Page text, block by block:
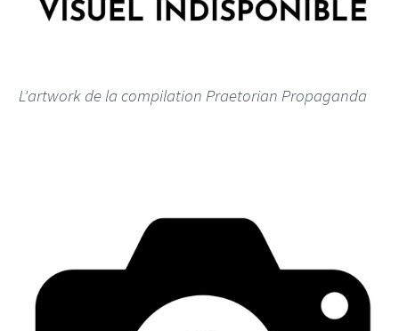
L'artwork de la compilation Praetorian Propaganda